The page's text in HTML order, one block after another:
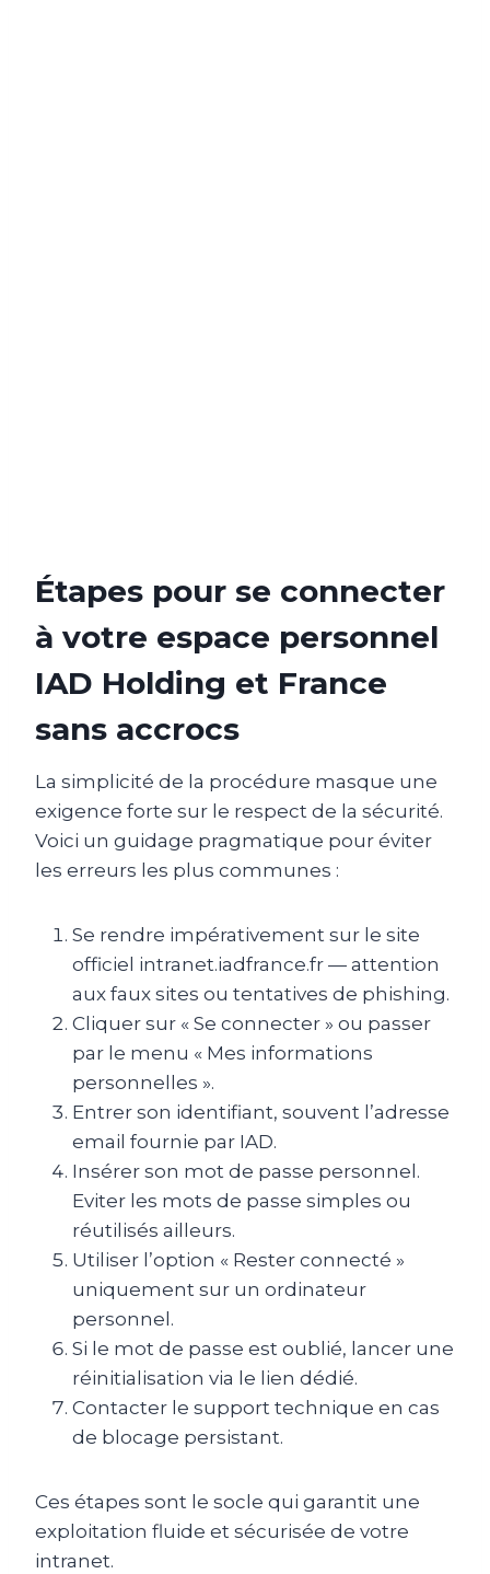
Étapes pour se connecter
à votre espace personnel
IAD Holding et France
sans accrocs
La simplicité de la procédure masque une
exigence forte sur le respect de la sécurité.
Voici un guidage pragmatique pour éviter
les erreurs les plus communes :
Se rendre impérativement sur le site
officiel intranet.iadfrance.fr — attention
aux faux sites ou tentatives de phishing.
Cliquer sur « Se connecter » ou passer
par le menu « Mes informations
personnelles ».
Entrer son identifiant, souvent l’adresse
email fournie par IAD.
Insérer son mot de passe personnel.
Eviter les mots de passe simples ou
réutilisés ailleurs.
Utiliser l’option « Rester connecté »
uniquement sur un ordinateur
personnel.
Si le mot de passe est oublié, lancer une
réinitialisation via le lien dédié.
Contacter le support technique en cas
de blocage persistant.
Ces étapes sont le socle qui garantit une
exploitation fluide et sécurisée de votre
intranet.